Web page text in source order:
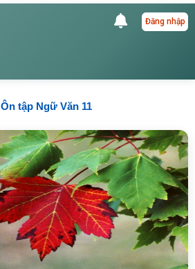
Đăng nhập
Ôn tập Ngữ Văn 11